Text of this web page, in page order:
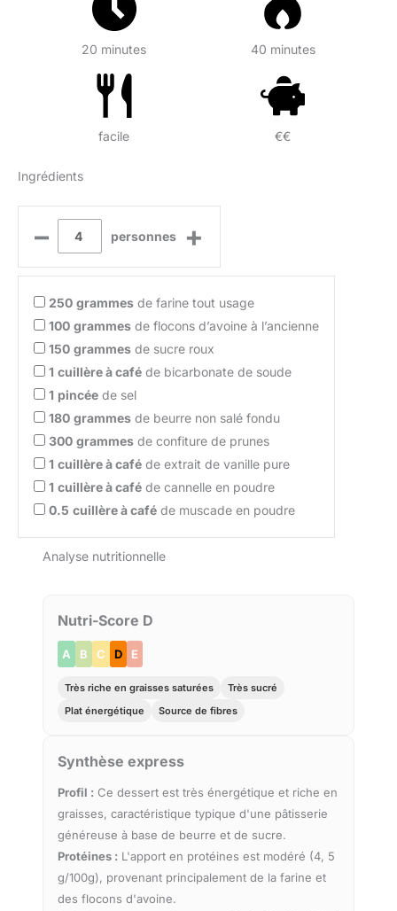
20 minutes 40 minutes
facile €€
Ingrédients
– personnes +
250 grammes de farine tout usage
100 grammes de flocons d’avoine à l’ancienne
150 grammes de sucre roux
1 cuillère à café de bicarbonate de soude
1 pincée de sel
180 grammes de beurre non salé fondu
300 grammes de confiture de prunes
1 cuillère à café de extrait de vanille pure
1 cuillère à café de cannelle en poudre
0.5 cuillère à café de muscade en poudre
Analyse nutritionnelle
Nutri-Score D
A B C D E
Très riche en graisses saturées
Très sucré
Plat énergétique
Source de fibres
Synthèse express
Profil : Ce dessert est très énergétique et riche en
graisses, caractéristique typique d'une pâtisserie
généreuse à base de beurre et de sucre.
Protéines : L'apport en protéines est modéré (4, 5
g/100g), provenant principalement de la farine et
des flocons d'avoine.